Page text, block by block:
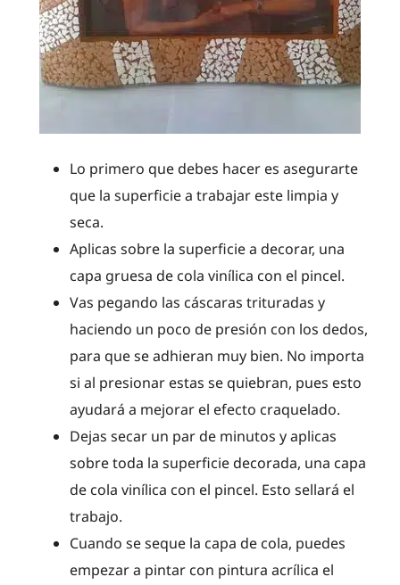
Lo primero que debes hacer es asegurarte
que la superficie a trabajar este limpia y
seca.
Aplicas sobre la superficie a decorar, una
capa gruesa de cola vinílica con el pincel.
Vas pegando las cáscaras trituradas y
haciendo un poco de presión con los dedos,
para que se adhieran muy bien. No importa
si al presionar estas se quiebran, pues esto
ayudará a mejorar el efecto craquelado.
Dejas secar un par de minutos y aplicas
sobre toda la superficie decorada, una capa
de cola vinílica con el pincel. Esto sellará el
trabajo.
Cuando se seque la capa de cola, puedes
empezar a pintar con pintura acrílica el